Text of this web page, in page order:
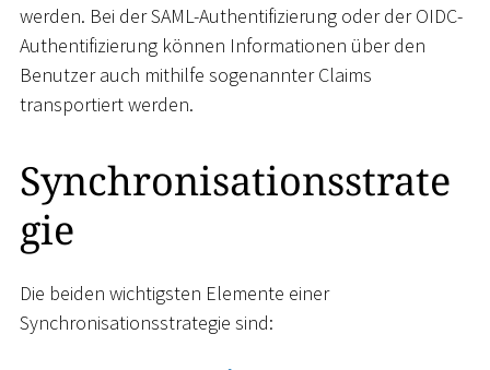
werden. Bei der SAML-Authentifizierung oder der OIDC-
Authentifizierung können Informationen über den
Benutzer auch mithilfe sogenannter Claims
transportiert werden.
Synchronisationsstrate
gie
Die beiden wichtigsten Elemente einer
Synchronisationsstrategie sind: